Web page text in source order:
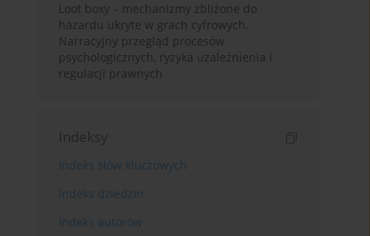
Loot boxy – mechanizmy zbliżone do
hazardu ukryte w grach cyfrowych.
Narracyjny przegląd procesów
psychologicznych, ryzyka uzależnienia i
regulacji prawnych
Indeksy
Indeks słów kluczowych
Indeks dziedzin
Indeks autorów